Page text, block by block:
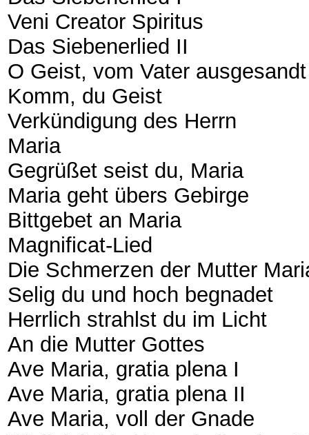
Veni Creator Spiritus
Das Siebenerlied II
O Geist, vom Vater
Komm, du Geist
Verkündigung des Herrn
Maria
Gegrüßet seist du, Maria
Maria geht übers Gebirge
Bittgebet an Maria
Magnificat-Lied
Die Schmerzen der Mutter
Selig du und hoch begnadet
Herrlich strahlst du im Licht
An die Mutter Gottes
Ave Maria, gratia plena I
Ave Maria, gratia plena II
Ave Maria, voll der Gnade